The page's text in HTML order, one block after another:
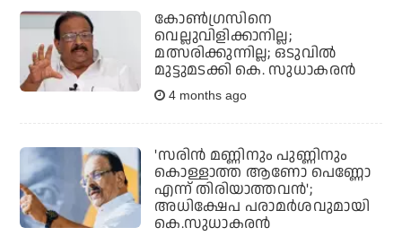
കോണ്‍ഗ്രസിനെ
വെല്ലുവിളിക്കാനില്ല;
മത്സരിക്കുന്നില്ല; ഒടുവില്‍
മുട്ടുമടക്കി കെ. സുധാകരന്‍
4 months ago
'സരിന്‍ മണ്ണിനും പുണ്ണിനും
കൊള്ളാത്ത ആണോ പെണ്ണോ
എന്ന് തിരിയാത്തവന്‍';
അധിക്ഷേപ പരാമര്‍ശവുമായി
കെ.സുധാകരന്‍